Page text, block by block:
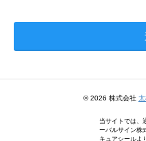
© 2026 株式会社
当サイトでは、
ーバルサイン株
キュアシールよ